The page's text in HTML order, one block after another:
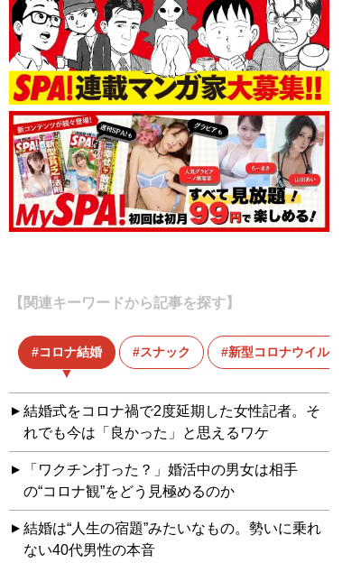
【関連キーワードから記事を探す】
コロナ結婚 スナック 新型コロナウイルス
結婚式をコロナ禍で2度延期した女性記者。そ
れでも今は「良かった」と思えるワケ
「ワクチン打った？」婚活中の男女は相手
の“コロナ観”をどう見極めるのか
結婚は“人生の宿題”みたいなもの。勢いに乗れ
ない40代男性の本音